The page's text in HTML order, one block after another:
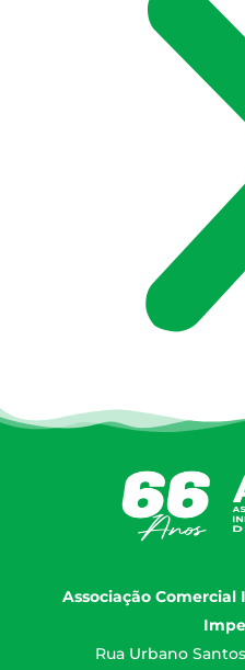
Associação
Rua Urbano